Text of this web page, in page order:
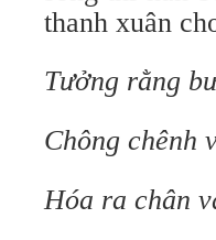
thanh xuân
Tưởng rằng
Chông chênh
Hóa ra chân